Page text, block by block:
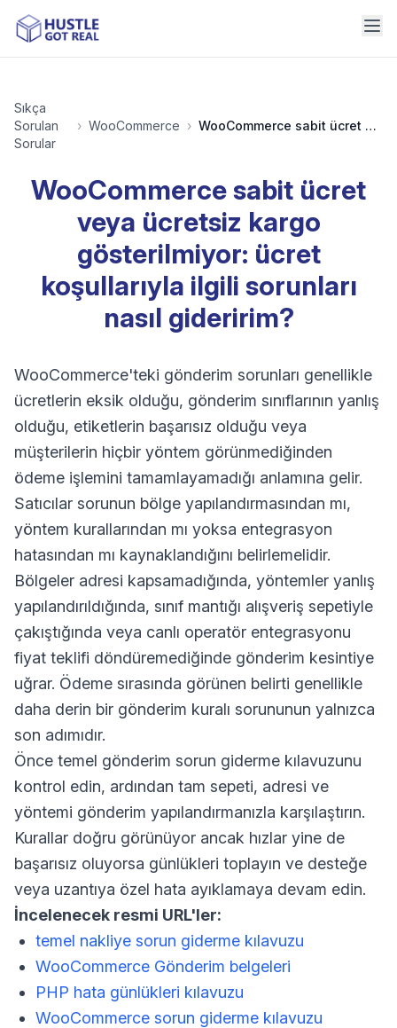
Sıkça
Sorulan
Sorular
› WooCommerce › WooCommerce sabit ücret veya ücretsiz kargo gösterilmiyor: ücret koşullarıyla ilgili sorunları nasıl gideririm?
WooCommerce sabit ücret
veya ücretsiz kargo
gösterilmiyor: ücret
koşullarıyla ilgili sorunları
nasıl gideririm?
WooCommerce'teki gönderim sorunları genellikle
ücretlerin eksik olduğu, gönderim sınıflarının yanlış
olduğu, etiketlerin başarısız olduğu veya
müşterilerin hiçbir yöntem görünmediğinden
ödeme işlemini tamamlayamadığı anlamına gelir.
Satıcılar sorunun bölge yapılandırmasından mı,
yöntem kurallarından mı yoksa entegrasyon
hatasından mı kaynaklandığını belirlemelidir.
Bölgeler adresi kapsamadığında, yöntemler yanlış
yapılandırıldığında, sınıf mantığı alışveriş sepetiyle
çakıştığında veya canlı operatör entegrasyonu
fiyat teklifi döndüremediğinde gönderim kesintiye
uğrar. Ödeme sırasında görünen belirti genellikle
daha derin bir gönderim kuralı sorununun yalnızca
son adımıdır.
Önce temel gönderim sorun giderme kılavuzunu
kontrol edin, ardından tam sepeti, adresi ve
yöntemi gönderim yapılandırmanızla karşılaştırın.
Kurallar doğru görünüyor ancak hızlar yine de
başarısız oluyorsa günlükleri toplayın ve desteğe
veya uzantıya özel hata ayıklamaya devam edin.
İncelenecek resmi URL'ler:
temel nakliye sorun giderme kılavuzu
WooCommerce Gönderim belgeleri
PHP hata günlükleri kılavuzu
WooCommerce sorun giderme kılavuzu